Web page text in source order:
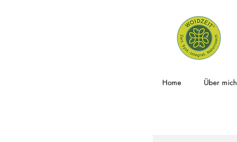
Home Über mich